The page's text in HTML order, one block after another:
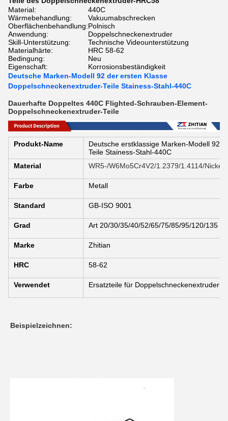
Material:
440C
Wärmebehandlung:
Vakuumabschrecken
Oberflächenbehandlung:Polnisch
Anwendung:
Doppelschneckenextruder
Skill-Unterstützung:
Technische Videounterstützung
Materialhärte:
HRC 58-62
Bedingung:
Neu
Eigenschaft:
Korrosionsbeständigkeit
Deutsche Marken-Modell 92 der ersten Klasse
Doppelschneckenextruder-Teile Stainess-Stahl-440C
Dauerhafte Doppeltes 440C Flighted-Schrauben-Element-
Doppelschneckenextruder-Teile
Produkt-Name
Deutsche erstklassige Marken-Modell 92
Teile Stainess-Stahl-440C
Material
WR5-/W6Mo5Cr4V2/1.2379/1.4114/
Farbe Metall
Standard GB-ISO 9001
Grad Art 20/30/35/40/52/65/75/85/95/120/135
Marke Zhitian
HRC 58-62
Verwendet Ersatzteile für Doppelschneckenextruder
Beispielzeichnen: